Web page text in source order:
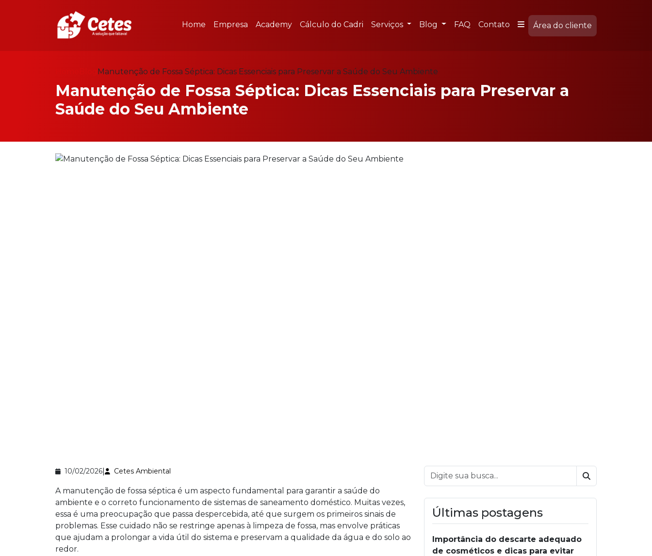
Home Empresa Academy Cálculo do Cadri Serviços Blog FAQ Contato Área do cliente
Manutenção de Fossa Séptica: Dicas Essenciais para Preservar a Saúde do Seu Ambiente
Manutenção de Fossa Séptica: Dicas Essenciais para Preservar a
Saúde do Seu Ambiente
10/02/2026 Cetes Ambiental
A manutenção de fossa séptica é um aspecto fundamental para garantir a saúde do
ambiente e o correto funcionamento de sistemas de saneamento doméstico. Muitas vezes,
essa é uma preocupação que passa despercebida, até que surgem os primeiros sinais de
problemas. Esse cuidado não se restringe apenas à limpeza de fossa, mas envolve práticas
que ajudam a prolongar a vida útil do sistema e preservam a qualidade da água e do solo ao
redor.
Buscar
Últimas postagens
Importância do descarte adequado
de cosméticos e dicas para evitar